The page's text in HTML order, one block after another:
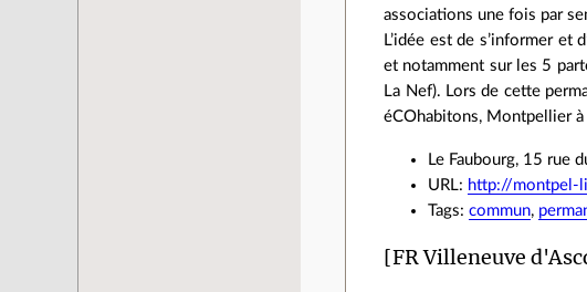
associations une fois par
L’idée est de s’informer
et notamment sur les 5
La Nef). Lors de cette
éCOhabitons, Montpellier
Le Faubourg, 15 rue
URL: http://montpel-
Tags:commun,
[FR Villeneuve